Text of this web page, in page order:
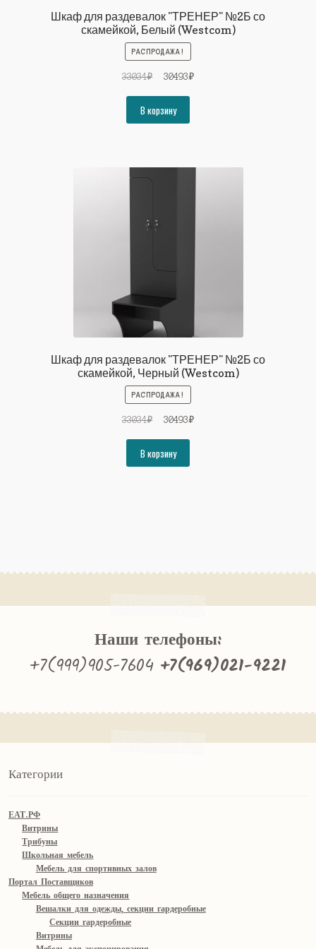
Шкаф для раздевалок "ТРЕНЕР" №2Б со
скамейкой, Белый (Westcom)
РАСПРОДАЖА!
33034₽
Первоначальная
составляла
33034₽.
30493₽Текущая
В корзину
Шкаф для раздевалок "ТРЕНЕР" №2Б со
скамейкой, Черный (Westcom)
РАСПРОДАЖА!
33034₽
Первоначальная
составляла
33034₽.
30493₽Текущая
В корзину
Наши телефоны:
+7(999)905-7604 +7(969)021-9221
Категории
ЕАТ.РФ
Витрины
Трибуны
Школьная мебель
Мебель для спортивных залов
Портал Поставщиков
Мебель общего назначения
Вешалки для одежды, секции гардеробные
Секции гардеробные
Витрины